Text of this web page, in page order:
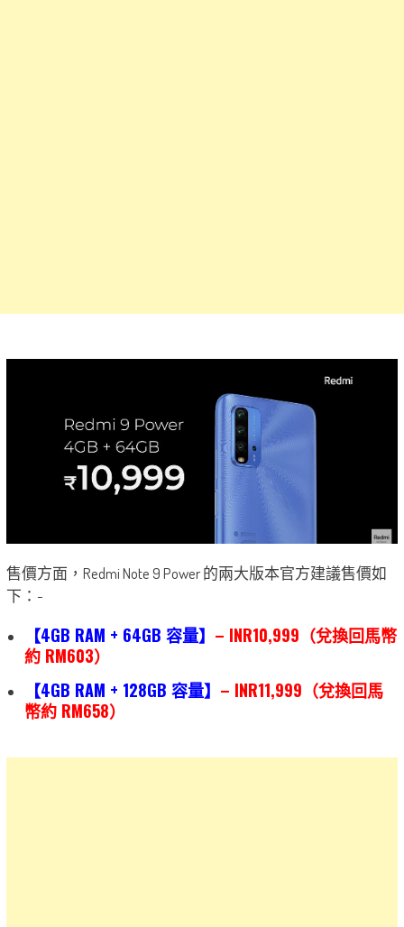
售價方面，Redmi Note 9 Power 的兩大版本官方建議售價如
下：-
【4GB RAM + 64GB 容量】 – INR10,999（兌換回馬幣
約 RM603）
【4GB RAM + 128GB 容量】 – INR11,999 （兌換回馬
幣約 RM658）